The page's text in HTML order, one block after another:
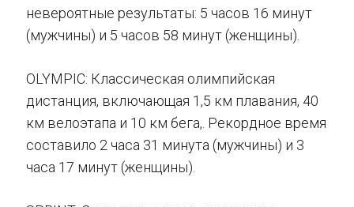
невероятные результаты: 5 часов 16 минут
(мужчины) и 5 часов 58 минут (женщины).
OLYMPIC: Классическая олимпийская
дистанция, включающая 1,5 км плавания, 40
км велоэтапа и 10 км бега,. Рекордное время
составило 2 часа 31 минута (мужчины) и 3
часа 17 минут (женщины).